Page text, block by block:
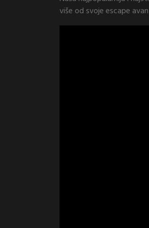
više od svoje escape